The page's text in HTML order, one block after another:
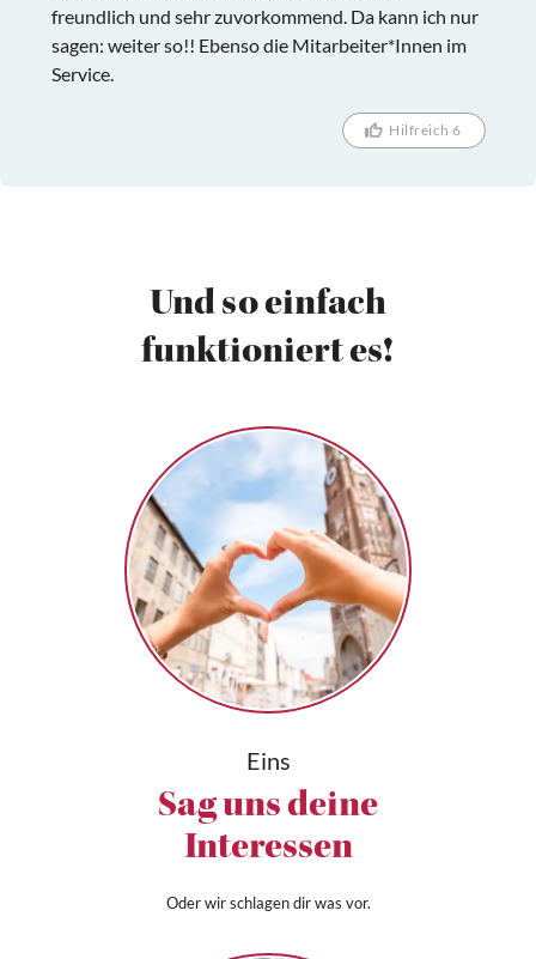
freundlich und sehr zuvorkommend. Da kann ich nur
sagen: weiter so!! Ebenso die Mitarbeiter*Innen im
Service.
Hilfreich 6
Und so einfach
funktioniert es!
Eins
Sag uns deine
Interessen
Oder wir schlagen dir was vor.